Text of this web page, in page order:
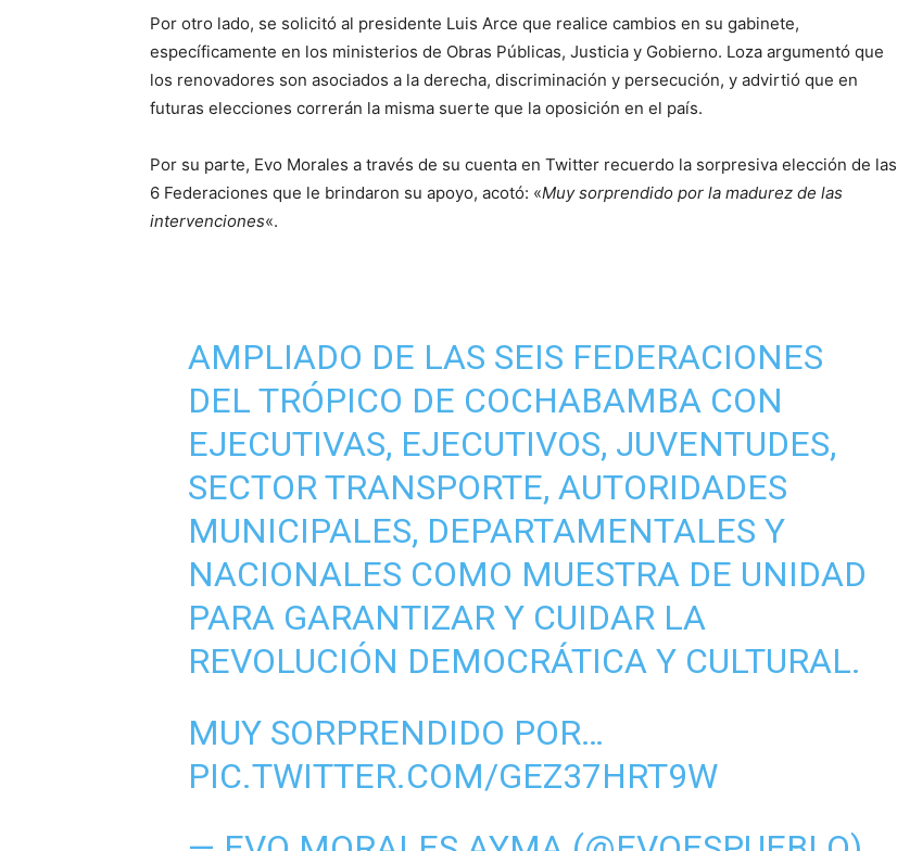
Por otro lado, se solicitó al presidente Luis Arce que realice cambios en su gabinete,
específicamente en los ministerios de Obras Públicas, Justicia y Gobierno. Loza argumentó que
los renovadores son asociados a la derecha, discriminación y persecución, y advirtió que en
futuras elecciones correrán la misma suerte que la oposición en el país.
Por su parte, Evo Morales a través de su cuenta en Twitter recuerdo la sorpresiva elección de las
6 Federaciones que le brindaron su apoyo, acotó: «Muy sorprendido por la madurez de las
intervenciones«.
AMPLIADO DE LAS SEIS FEDERACIONES
DEL TRÓPICO DE COCHABAMBA CON
EJECUTIVAS, EJECUTIVOS, JUVENTUDES,
SECTOR TRANSPORTE, AUTORIDADES
MUNICIPALES, DEPARTAMENTALES Y
NACIONALES COMO MUESTRA DE UNIDAD
PARA GARANTIZAR Y CUIDAR LA
REVOLUCIÓN DEMOCRÁTICA Y CULTURAL.
MUY SORPRENDIDO POR…
PIC.TWITTER.COM/GEZ37HRT9W